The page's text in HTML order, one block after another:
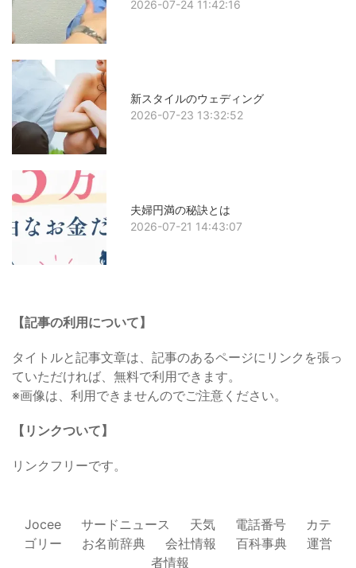
2026-07-24 11:42:16
新スタイルのウェディング
2026-07-23 13:32:52
夫婦円満の秘訣とは
2026-07-21 14:43:07
【記事の利用について】
タイトルと記事文章は、記事のあるページにリンクを張っ
ていただければ、無料で利用できます。
※画像は、利用できませんのでご注意ください。
【リンクついて】
リンクフリーです。
Jocee サードニュース 天気 電話番号
カテ
ゴリー
お名前辞典 会社情報 百科事典
運営
者情報